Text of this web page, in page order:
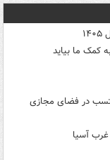
کمک ما بیاید
در فضای مجازی
غرب آسیا